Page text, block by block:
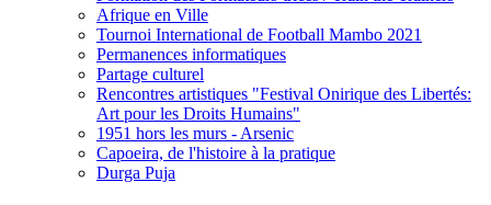
Afrique en Ville
Tournoi International de Football Mambo 2021
Permanences informatiques
Partage culturel
Rencontres artistiques "Festival Onirique des Libertés:
Art pour les Droits Humains"
1951 hors les murs - Arsenic
Capoeira, de l'histoire à la pratique
Durga Puja